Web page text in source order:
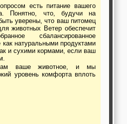
Понятно, что, будучи на
уверены, что ваш питомец
животных Ветер обеспечит
сбалансированное
как натуральными продуктами
и сухими кормами, если ваш
уровень комфорта вплоть